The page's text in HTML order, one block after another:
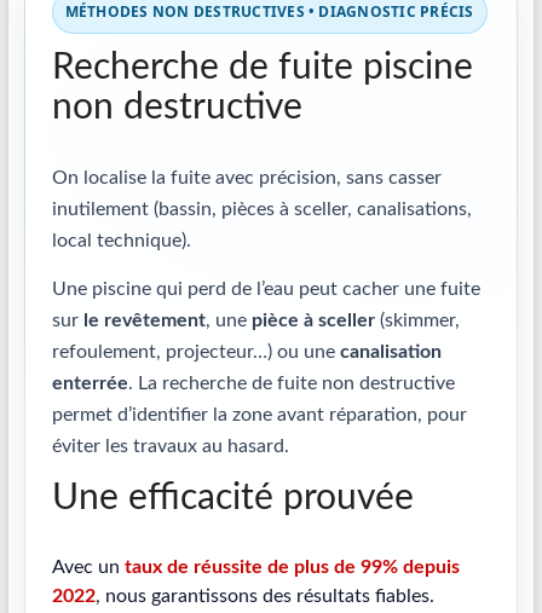
MÉTHODES NON DESTRUCTIVES • DIAGNOSTIC PRÉCIS
Recherche de fuite piscine
non destructive
On localise la fuite avec précision, sans casser
inutilement (bassin, pièces à sceller, canalisations,
local technique).
Une piscine qui perd de l’eau peut cacher une fuite
sur le revêtement, une pièce à sceller(skimmer,
refoulement, projecteur…) ou une canalisation
enterrée. La recherche de fuite non destructive
permet d’identifier la zone avant réparation, pour
éviter les travaux au hasard.
Une efficacité prouvée
Avec un taux de réussite de plus de 99% depuis
2022, nous garantissons des résultats fiables.